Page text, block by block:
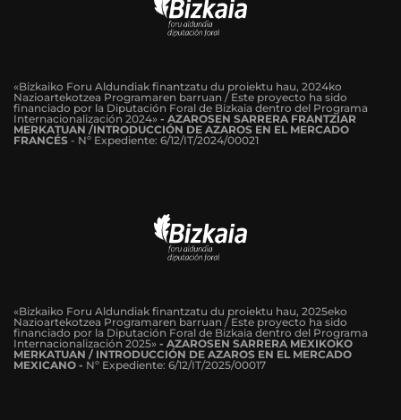
«Bizkaiko Foru Aldundiak finantzatu du proiektu hau, 2024ko
Nazioartekotzea Programaren barruan / Este proyecto ha sido
financiado por la Diputación Foral de Bizkaia dentro del Programa
Internacionalización 2024» - AZAROSEN SARRERA FRANTZIAR
MERKATUAN /INTRODUCCIÓN DE AZAROS EN EL MERCADO
FRANCÉS - Nº Expediente: 6/12/IT/2024/00021
«Bizkaiko Foru Aldundiak finantzatu du proiektu hau, 2025eko
Nazioartekotzea Programaren barruan / Este proyecto ha sido
financiado por la Diputación Foral de Bizkaia dentro del Programa
Internacionalización 2025» - AZAROSEN SARRERA MEXIKOKO
MERKATUAN / INTRODUCCIÓN DE AZAROS EN EL MERCADO
MEXICANO - Nº Expediente: 6/12/IT/2025/00017